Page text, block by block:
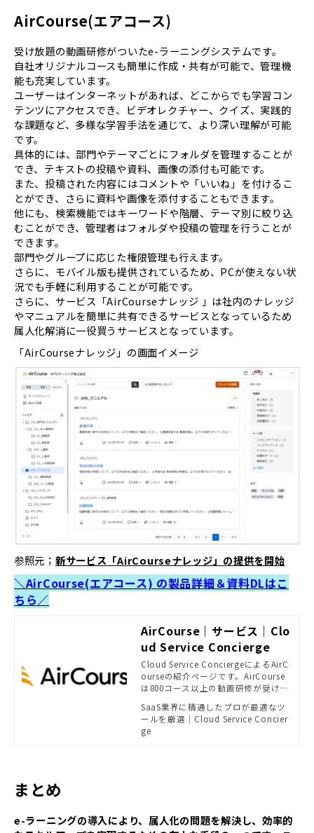
AirCourse(エアコース)
受け放題の動画研修がついたe-ラーニングシステムです。
自社オリジナルコースも簡単に作成・共有が可能で、管理機
能も充実しています。
ユーザーはインターネットがあれば、どこからでも学習コン
テンツにアクセスでき、ビデオレクチャー、クイズ、実践的
な課題など、多様な学習手法を通じて、より深い理解が可能
です。
具体的には、部門やテーマごとにフォルダを管理することが
でき、テキストの投稿や資料、画像の添付も可能です。
また、投稿された内容にはコメントや「いいね」を付けるこ
とができ、さらに資料や画像を添付することもできます。
他にも、検索機能ではキーワードや階層、テーマ別に絞り込
むことができ、管理者はフォルダや投稿の管理を行うことが
できます。
部門やグループに応じた権限管理も行えます。
さらに、モバイル版も提供されているため、PCが使えない状
況でも手軽に利用することが可能です。
さらに、サービス「AirCourseナレッジ 」は社内のナレッジ
やマニュアルを簡単に共有できるサービスとなっているため
属人化解消に一役買うサービスとなっています。
「AirCourseナレッジ」の画面イメージ
参照元； 新サービス「AirCourseナレッジ」の提供を開始
＼AirCourse(エアコース) の製品詳細＆資料DLはこ
ちら／
AirCourse｜サービス｜Clo
ud Service Concierge
Cloud Service ConciergeによるAirC
ourseの紹介ページです。AirCourse
は800コース以上の動画研修が受け放
ルコースも簡単に作成・共有が可能
です。 管理機能も充実しており、受
講者/管理者ともに誰でも直感的に操
SaaS業界に精通したプロが最適なツ
ールを厳選｜Cloud Service Concier
ge
まとめ
e-ラーニングの導入により、属人化の問題を解決し、効率的